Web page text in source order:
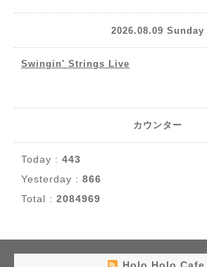
2026.08.09 Sunday
Swingin' Strings Live
カウンター
Today : 443
Yesterday : 866
Total : 2084969